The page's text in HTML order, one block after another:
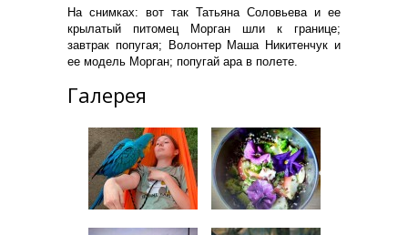
На снимках: вот так Татьяна Соловьева и ее
крылатый питомец Морган шли к границе;
завтрак попугая; Волонтер Маша Никитенчук и
ее модель Морган; попугай ара в полете.
Галерея